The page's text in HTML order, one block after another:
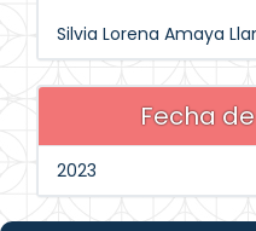
Silvia Lorena Amaya
Fecha
2023